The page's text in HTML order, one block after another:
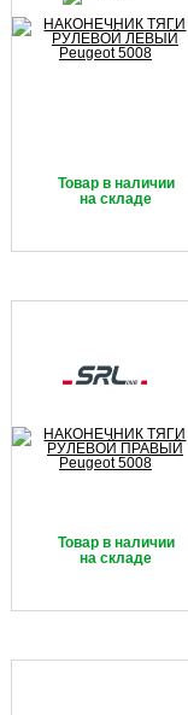
Товар в наличии
на складе
Товар в наличии
на складе